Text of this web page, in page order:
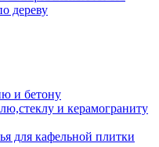
дереву
и бетону
и керамограниту
для кафельной плитки